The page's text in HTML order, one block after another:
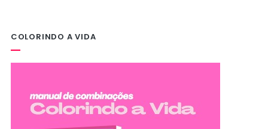
COLORINDO A VIDA